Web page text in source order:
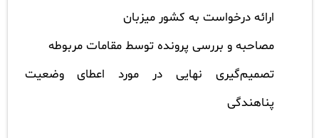
ارائه درخواست به کشور میزبان
مصاحبه و بررسی پرونده توسط مقامات مربوطه
تصمیم‌گیری نهایی در مورد اعطای وضعیت
پناهندگی